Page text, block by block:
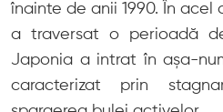
înainte de anii 1990. În acel
a traversat o perioadă
Japonia a intrat în așa-
caracterizat prin